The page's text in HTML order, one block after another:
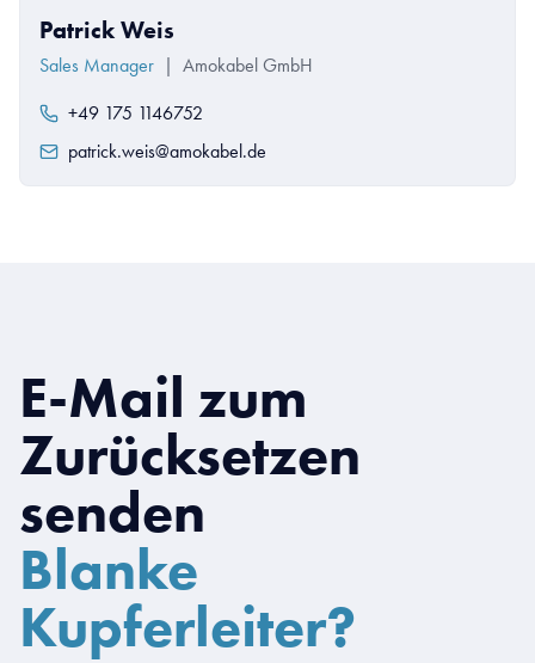
Patrick Weis
Sales Manager Amokabel GmbH
+49 175 1146752
patrick.weis@amokabel.de
E-Mail zum
Zurücksetzen
senden
Blanke
Kupferleiter?